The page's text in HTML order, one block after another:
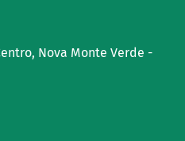
Nova Monte Verde -